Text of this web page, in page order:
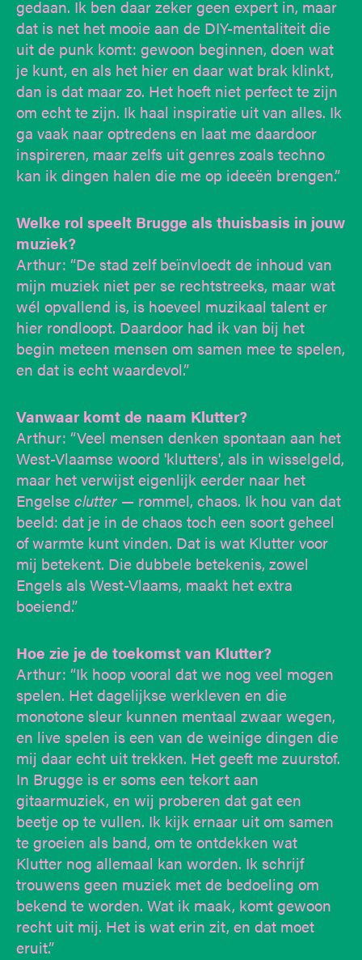
gedaan. Ik ben daar zeker geen expert in, maar
dat is net het mooie aan de DIY-mentaliteit die
uit de punk komt: gewoon beginnen, doen wat
je kunt, en als het hier en daar wat brak klinkt,
dan is dat maar zo. Het hoeft niet perfect te zijn
om echt te zijn. Ik haal inspiratie uit van alles. Ik
ga vaak naar optredens en laat me daardoor
inspireren, maar zelfs uit genres zoals techno
kan ik dingen halen die me op ideeën brengen.”
Welke rol speelt Brugge als thuisbasis in jouw
muziek?
Arthur: “De stad zelf beïnvloedt de inhoud van
mijn muziek niet per se rechtstreeks, maar wat
wél opvallend is, is hoeveel muzikaal talent er
hier rondloopt. Daardoor had ik van bij het
begin meteen mensen om samen mee te spelen,
en dat is echt waardevol.”
Vanwaar komt de naam Klutter?
Arthur: “Veel mensen denken spontaan aan het
West-Vlaamse woord 'klutters', als in wisselgeld,
maar het verwijst eigenlijk eerder naar het
Engelseclutter — rommel, chaos. Ik hou van dat
beeld: dat je in de chaos toch een soort geheel
of warmte kunt vinden. Dat is wat Klutter voor
mij betekent. Die dubbele betekenis, zowel
Engels als West-Vlaams, maakt het extra
boeiend.”
Hoe zie je de toekomst van Klutter?
Arthur: “Ik hoop vooral dat we nog veel mogen
spelen. Het dagelijkse werkleven en die
monotone sleur kunnen mentaal zwaar wegen,
en live spelen is een van de weinige dingen die
mij daar echt uit trekken. Het geeft me zuurstof.
In Brugge is er soms een tekort aan
gitaarmuziek, en wij proberen dat gat een
beetje op te vullen. Ik kijk ernaar uit om samen
te groeien als band, om te ontdekken wat
Klutter nog allemaal kan worden. Ik schrijf
trouwens geen muziek met de bedoeling om
bekend te worden. Wat ik maak, komt gewoon
recht uit mij. Het is wat erin zit, en dat moet
eruit.”